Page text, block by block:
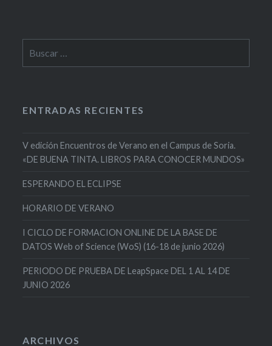
ENTRADAS RECIENTES
V edición Encuentros de Verano en el Campus de Soria.
«DE BUENA TINTA. LIBROS PARA CONOCER MUNDOS»
ESPERANDO EL ECLIPSE
HORARIO DE VERANO
I CICLO DE FORMACION ONLINE DE LA BASE DE
DATOS Web of Science (WoS) (16-18 de junio 2026)
PERIODO DE PRUEBA DE LeapSpace DEL 1 AL 14 DE
JUNIO 2026
ARCHIVOS